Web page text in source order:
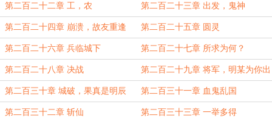
饶
第二百二十二章 工，农 第二百二十三章 出发，鬼神
第二百二十四章 崩溃，故友重逢 第二百二十五章 圆灵
第二百二十六章 兵临城下 第二百二十七章 所求为何？
第二百二十八章 决战 第二百二十九章 将军，明某为你出
出气如何
第二百三十章 城破，果真是明辰 第二百三十一章 血鬼乱国
第二百三十二章 斩仙 第二百三十三章 一举多得